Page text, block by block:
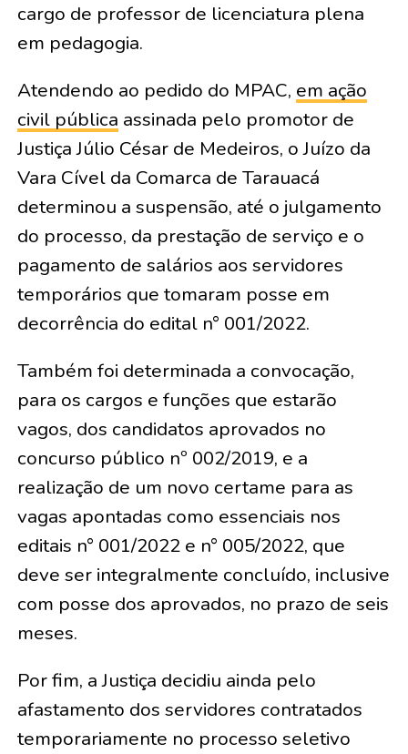
cargo de professor de licenciatura plena
em pedagogia.
Atendendo ao pedido do MPAC, em ação
civil pública assinada pelo promotor de
Justiça Júlio César de Medeiros, o Juízo da
Vara Cível da Comarca de Tarauacá
determinou a suspensão, até o julgamento
do processo, da prestação de serviço e o
pagamento de salários aos servidores
temporários que tomaram posse em
decorrência do edital n° 001/2022.
Também foi determinada a convocação,
para os cargos e funções que estarão
vagos, dos candidatos aprovados no
concurso público nº 002/2019, e a
realização de um novo certame para as
vagas apontadas como essenciais nos
editais n° 001/2022 e n° 005/2022, que
deve ser integralmente concluído, inclusive
com posse dos aprovados, no prazo de seis
meses.
Por fim, a Justiça decidiu ainda pelo
afastamento dos servidores contratados
temporariamente no processo seletivo